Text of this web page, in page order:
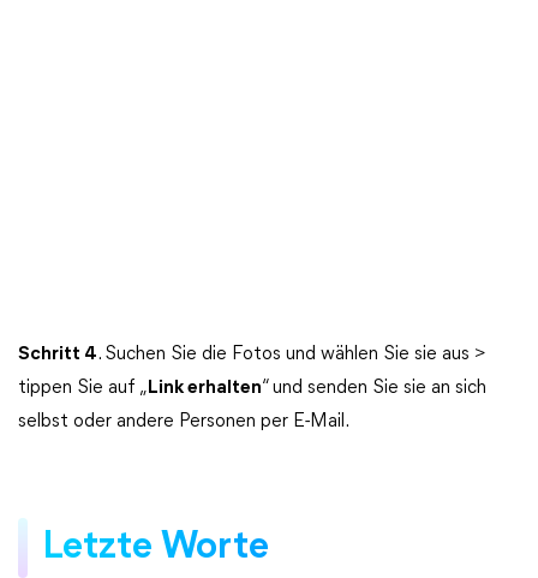
Schritt 4. Suchen Sie die Fotos und wählen Sie sie aus >
tippen Sie auf „ Link erhalten“ und senden Sie sie an sich
selbst oder andere Personen per E-Mail.
Letzte Worte